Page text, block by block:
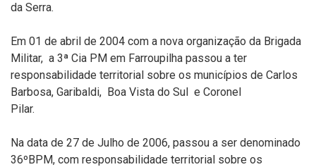
da Serra.
Em 01 de abril de 2004 com a nova organização da Brigada
Militar, a 3ª Cia PM em Farroupilha passou a ter
responsabilidade territorial sobre os municípios de Carlos
Barbosa, Garibaldi, Boa Vista do Sul e Coronel
Pilar.
Na data de 27 de Julho de 2006, passou a ser denominado
36ºBPM, com responsabilidade territorial sobre os